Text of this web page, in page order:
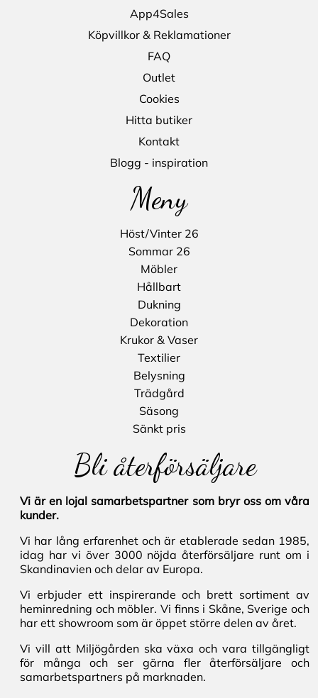
App4Sales
Köpvillkor & Reklamationer
FAQ
Outlet
Cookies
Hitta butiker
Kontakt
Blogg - inspiration
Meny
Höst/Vinter 26
Sommar 26
Möbler
Hållbart
Dukning
Dekoration
Krukor & Vaser
Textilier
Belysning
Trädgård
Säsong
Sänkt pris
Bli återförsäljare
Vi är en lojal samarbetspartner som bryr oss om våra
kunder.
Vi har lång erfarenhet och är etablerade sedan 1985,
idag har vi över 3000 nöjda återförsäljare runt om i
Skandinavien och delar av Europa.
Vi erbjuder ett inspirerande och brett sortiment av
heminredning och möbler. Vi finns i Skåne, Sverige och
har ett showroom som är öppet större delen av året.
Vi vill att Miljögården ska växa och vara tillgängligt
för många och ser gärna fler återförsäljare och
samarbetspartners på marknaden.